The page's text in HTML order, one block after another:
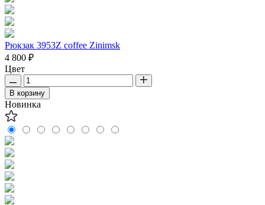
Рюкзак 3953Z coffee Zinimsk
4 800 ₽
Цвет
В корзину
Новинка